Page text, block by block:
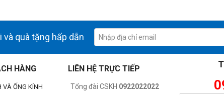
và quà tặng hấp dẫn
HÀNG
VÀ ỐNG KÍNH
LIÊN HỆ TRỰC TIẾP
Tổng đài CSKH 0922022022